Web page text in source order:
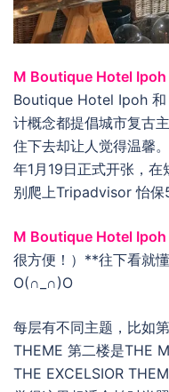
M Boutique Hotel Ipoh
Boutique Hotel Ipoh
计概念都提倡城市复古
住下去却让人觉得温馨。
年1月19日正式开张，
别爬上Tripadvisor 怡
M Boutique Hotel Ipoh
很方便！）**往下看就
O(∩_∩)O
每层有不同主题，比如
THEME 第二楼是THE
THE EXCELSIOR